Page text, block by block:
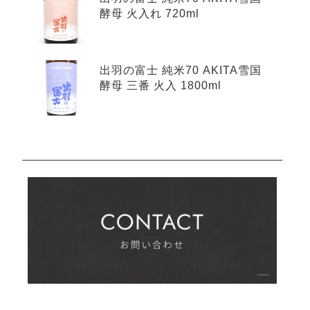
酵母 火入れ 720ml
出羽の富士 純米70 AKITA雪国
酵母 三番 火入 1800ml